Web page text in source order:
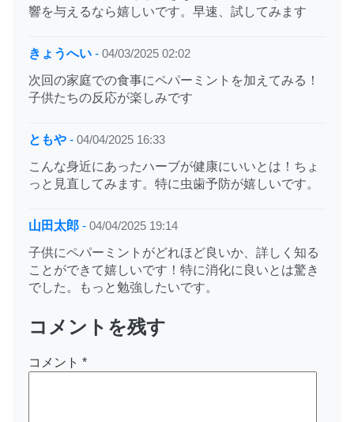
響を与えるなら嬉しいです。早速、試してみます
きょうへい - 04/03/2025 02:02
次回の家庭での食事にペパーミントを加えてみる！
子供たちの反応が楽しみです
ともや - 04/04/2025 16:33
こんな身近にあったハーブが健康にいいとは！ちょ
っと見直してみます。特に虫歯予防が嬉しいです。
山田太郎 - 04/04/2025 19:14
子供にペパーミントがどれほど良いか、詳しく知る
ことができて嬉しいです！特に消化に良いとは驚き
でした。もっと勉強したいです。
コメントを残す
コメント *